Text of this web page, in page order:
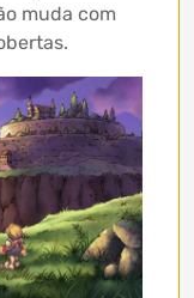
muda com